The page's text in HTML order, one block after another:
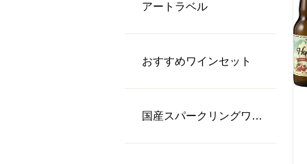
アートラベル
おすすめワインセット
国産スパークリングワイン